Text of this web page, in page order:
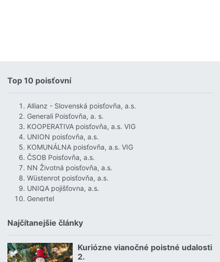
Top 10 poisťovní
Allianz - Slovenská poisťovňa, a.s.
Generali Poisťovňa, a. s.
KOOPERATIVA poisťovňa, a.s. VIG
UNION poisťovňa, a.s.
KOMUNÁLNA poisťovňa, a.s. VIG
ČSOB Poisťovňa, a.s.
NN Životná poisťovňa, a.s.
Wüstenrot poisťovňa, a.s.
UNIQA pojišťovna, a.s.
Genertel
Najčítanejšie články
Kuriózne vianočné poistné udalosti
2.
18.12.2024 | | redakcia